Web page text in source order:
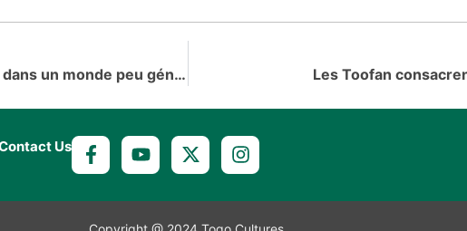
Toofan du Togo à l’Unesco : le choc des images dans un monde peu généreux Les Toofan
Us